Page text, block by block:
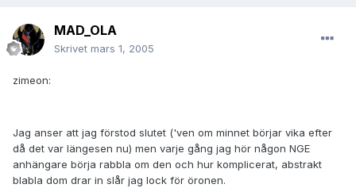
MAD_OLA
Skrivet mars 1, 2005
zimeon:
Jag anser att jag förstod slutet ('ven om minnet börjar vika efter
då det var längesen nu) men varje gång jag hör någon NGE
anhängare börja rabbla om den och hur komplicerat, abstrakt
blabla dom drar in slår jag lock för öronen.